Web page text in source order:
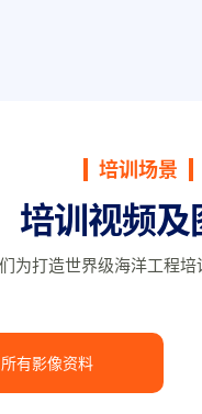
培训场景
培训视频及
为打造世界级海洋工程培
所有影像资料